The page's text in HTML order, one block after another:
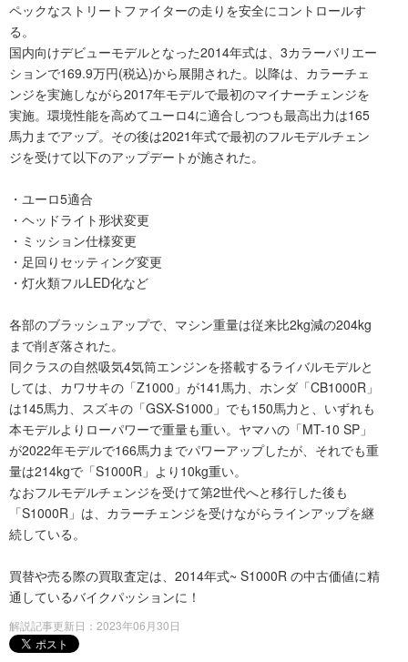
ペックなストリートファイターの走りを安全にコントロールす
る。
国内向けデビューモデルとなった2014年式は、3カラーバリエー
ションで169.9万円(税込)から展開された。以降は、カラーチェ
ンジを実施しながら2017年モデルで最初のマイナーチェンジを
実施。環境性能を高めてユーロ4に適合しつつも最高出力は165
馬力までアップ。その後は2021年式で最初のフルモデルチェン
ジを受けて以下のアップデートが施された。
・ユーロ5適合
・ヘッドライト形状変更
・ミッション仕様変更
・足回りセッティング変更
・灯火類フルLED化など
各部のブラッシュアップで、マシン重量は従来比2kg減の204kg
まで削ぎ落された。
同クラスの自然吸気4気筒エンジンを搭載するライバルモデルと
しては、カワサキの「Z1000」が141馬力、ホンダ「CB1000R」
は145馬力、スズキの「GSX-S1000」でも150馬力と、いずれも
本モデルよりローパワーで重量も重い。ヤマハの「MT-10 SP」
が2022年モデルで166馬力までパワーアップしたが、それでも重
量は214kgで「S1000R」より10kg重い。
なおフルモデルチェンジを受けて第2世代へと移行した後も
「S1000R」は、カラーチェンジを受けながらラインアップを継
続している。
買替や売る際の買取査定は、2014年式~ S1000R の中古価値に精
通しているバイクパッションに！
解説記事更新日：2023年06月30日